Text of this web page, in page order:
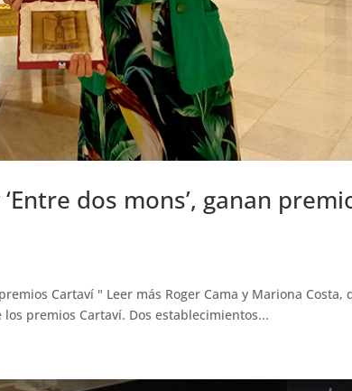
dos mons’, ganan
Cartaví " Leer más Roger Cama y Mariona Costa,
los premios Cartaví. Dos establecimientos...